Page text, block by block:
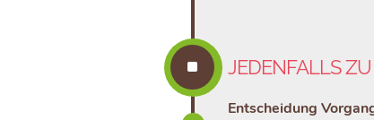
^ JEDENFALLS
Entscheidung